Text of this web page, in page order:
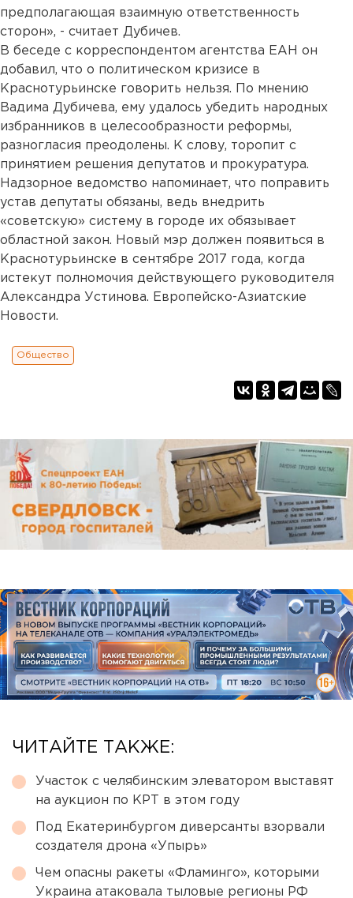
предполагающая взаимную ответственность
сторон», - считает Дубичев.
В беседе с корреспондентом агентства ЕАН он
добавил, что о политическом кризисе в
Краснотурьинске говорить нельзя. По мнению
Вадима Дубичева, ему удалось убедить народных
избранников в целесообразности реформы,
разногласия преодолены. К слову, торопит с
принятием решения депутатов и прокуратура.
Надзорное ведомство напоминает, что поправить
устав депутаты обязаны, ведь внедрить
«советскую» систему в городе их обязывает
областной закон. Новый мэр должен появиться в
Краснотурьинске в сентябре 2017 года, когда
истекут полномочия действующего руководителя
Александра Устинова. Европейско-Азиатские
Новости.
Общество
ЧИТАЙТЕ ТАКЖЕ:
Участок с челябинским элеватором выставят
на аукцион по КРТ в этом году
Под Екатеринбургом диверсанты взорвали
создателя дрона «Упырь»
Чем опасны ракеты «Фламинго», которыми
Украина атаковала тыловые регионы РФ